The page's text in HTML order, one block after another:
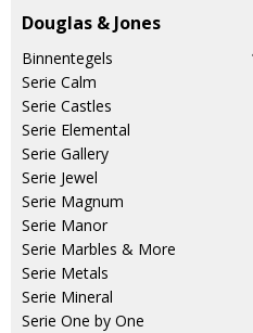
Douglas & Jones
Binnentegels
Serie Calm
Serie Castles
Serie Elemental
Serie Gallery
Serie Jewel
Serie Magnum
Serie Manor
Serie Marbles & More
Serie Metals
Serie Mineral
Serie One by One